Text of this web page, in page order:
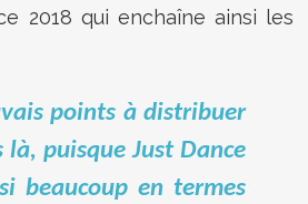
2018 qui enchaîne ainsi les
points à distribuer
là, puisque Just Dance
beaucoup en termes